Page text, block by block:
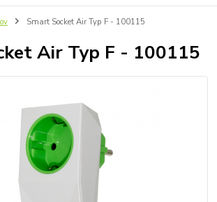
Smart Socket Air Typ F - 100115
Air Typ F - 100115